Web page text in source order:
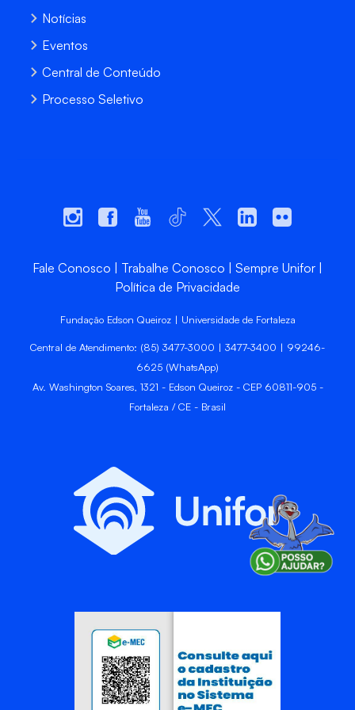
Notícias
Eventos
Central de Conteúdo
Processo Seletivo
Fale Conosco Trabalhe Conosco
Sempre Unifor
Política de Privacidade
Fundação Edson Queiroz | Universidade de Fortaleza
Central de Atendimento: (85) 3477-3000 | 3477-3400 | 99246-
6625 (WhatsApp)
Av. Washington Soares, 1321 - Edson Queiroz - CEP 60811-905 -
Fortaleza / CE - Brasil